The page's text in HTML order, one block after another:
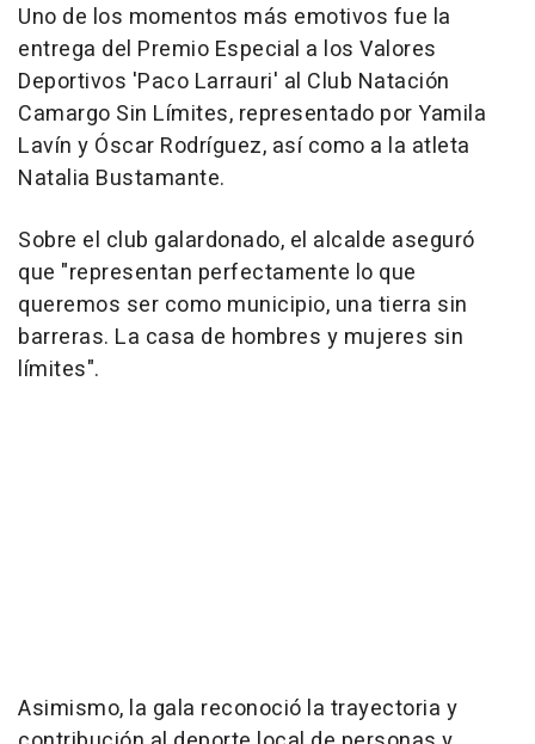
Uno de los momentos más emotivos fue la
entrega del Premio Especial a los Valores
Deportivos 'Paco Larrauri' al Club Natación
Camargo Sin Límites, representado por Yamila
Lavín y Óscar Rodríguez, así como a la atleta
Natalia Bustamante.
Sobre el club galardonado, el alcalde aseguró
que "representan perfectamente lo que
queremos ser como municipio, una tierra sin
barreras. La casa de hombres y mujeres sin
límites".
Asimismo, la gala reconoció la trayectoria y